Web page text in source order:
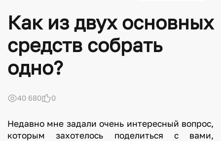
Как из двух основных
средств собрать
одно?
40 680 0
Недавно мне задали очень интересный вопрос,
которым захотелось поделиться с вами,